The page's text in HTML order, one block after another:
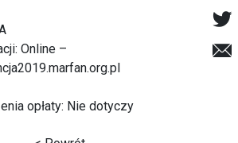
Online –
opłaty: Nie dotyczy